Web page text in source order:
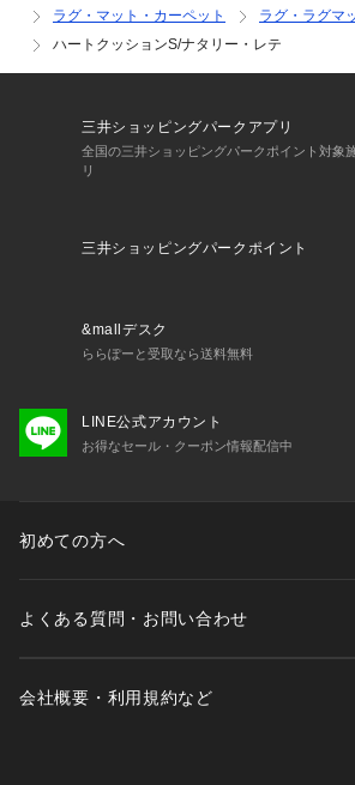
ラグ・マット・カーペット
ラグ・ラグマ
ハートクッションS/ナタリー・レテ
三井ショッピングパークアプリ
全国の三井ショッピングパークポイント対象
リ
三井ショッピングパークポイント
&mallデスク
ららぽーと受取なら送料無料
LINE公式アカウント
お得なセール・クーポン情報配信中
初めての方へ
よくある質問・お問い合わせ
会社概要・利用規約など